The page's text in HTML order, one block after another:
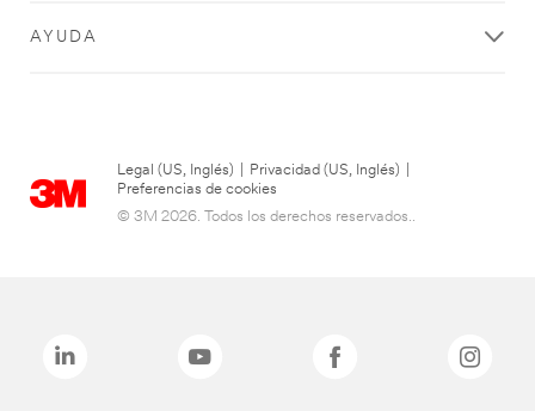
AYUDA
Legal (US, Inglés) Privacidad (US, Inglés)
Preferencias de cookies
© 3M 2026. Todos los derechos reservados..